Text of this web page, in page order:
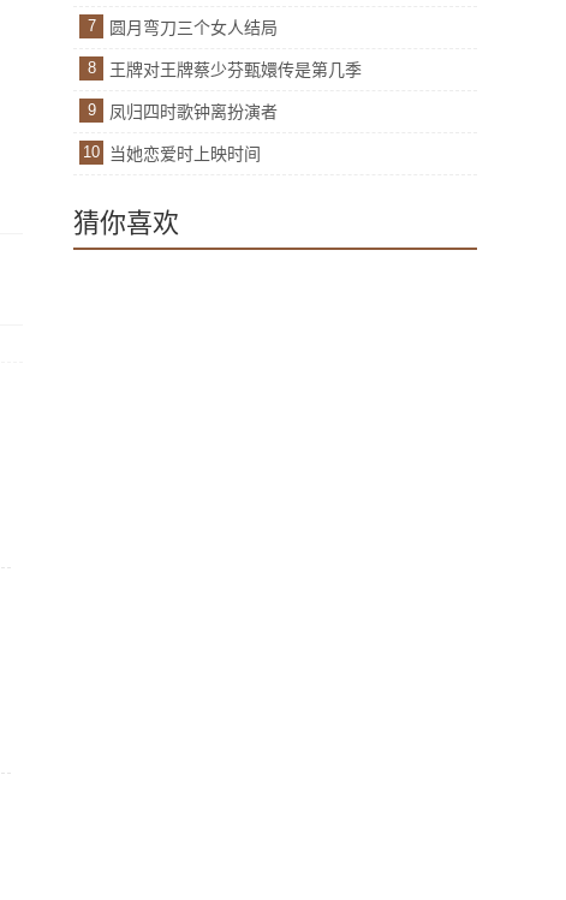
7 圆月弯刀三个女人结局
8 王牌对王牌蔡少芬甄嬛传是第几季
9 凤归四时歌钟离扮演者
10 当她恋爱时上映时间
猜你喜欢